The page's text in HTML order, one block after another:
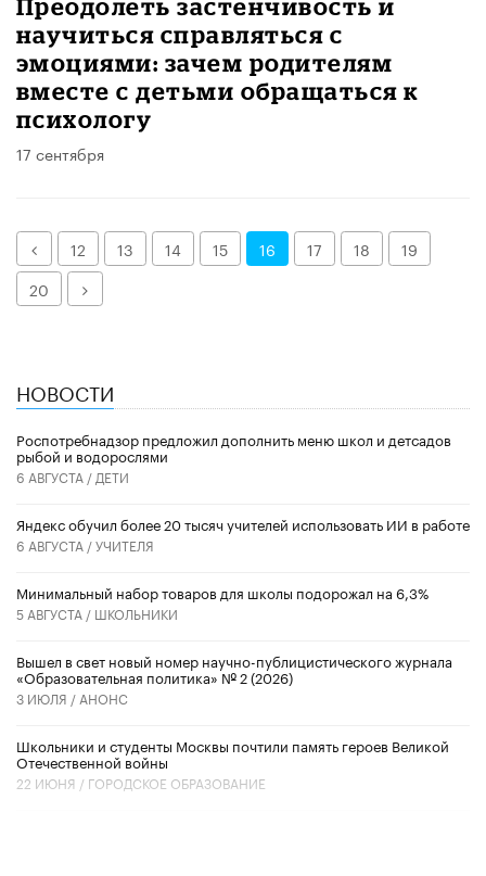
Преодолеть застенчивость и
научиться справляться с
эмоциями: зачем родителям
вместе с детьми обращаться к
психологу
17 сентября
Назад
12 13 14 15 16 17 18
19
20
Далее
НОВОСТИ
Роспотребнадзор предложил дополнить меню школ и детсадов
рыбой и водорослями
6 АВГУСТА / ДЕТИ
​Яндекс обучил более 20 тысяч учителей использовать ИИ в работе
6 АВГУСТА /УЧИТЕЛЯ
Минимальный набор товаров для школы подорожал на 6,3%
5 АВГУСТА / ШКОЛЬНИКИ
Вышел в свет новый номер научно-публицистического журнала
«Образовательная политика» № 2 (2026)
3 ИЮЛЯ / АНОНС
Школьники и студенты Москвы почтили память героев Великой
Отечественной войны
22 ИЮНЯ / ГОРОДСКОЕ ОБРАЗОВАНИЕ